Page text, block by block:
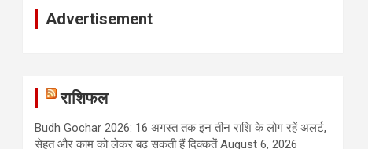
Advertisement
राशिफल
Budh Gochar 2026: 16 अगस्त तक इन तीन राशि के लोग रहें अलर्ट,
सेहत और काम को लेकर बढ़ सकती हैं दिक्कतें August 6, 2026